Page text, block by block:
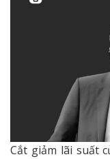
Cắt giảm lãi suất